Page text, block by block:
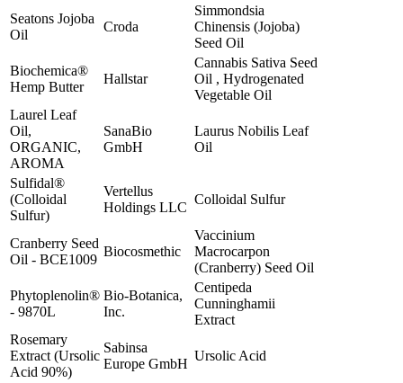
Seatons Jojoba
Oil
Croda
Simmondsia
Chinensis (Jojoba)
Seed Oil
Biochemica®
Hemp Butter
Hallstar
Cannabis Sativa Seed
Oil , Hydrogenated
Vegetable Oil
Laurel Leaf
Oil,
ORGANIC,
AROMA
SanaBio
GmbH
Laurus Nobilis Leaf
Oil
Sulfidal®
(Colloidal
Sulfur)
Vertellus
Holdings LLC
Colloidal Sulfur
Cranberry Seed
Oil - BCE1009
Biocosmethic
Vaccinium
Macrocarpon
(Cranberry) Seed Oil
Phytoplenolin®
- 9870L
Bio-Botanica,
Inc.
Centipeda
Cunninghamii
Extract
Rosemary
Extract (Ursolic
Acid 90%)
Sabinsa
Europe GmbH
Ursolic Acid